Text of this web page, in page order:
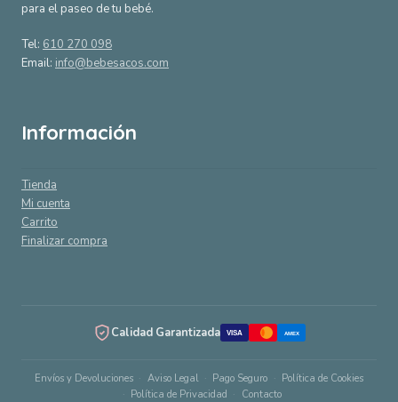
para el paseo de tu bebé.
Tel: 610 270 098
Email: info@bebesacos.com
Información
Tienda
Mi cuenta
Carrito
Finalizar compra
Calidad Garantizada VISA AMEX
Envíos y Devoluciones Aviso Legal Pago Seguro
Política de Cookies
Política de Privacidad
Contacto